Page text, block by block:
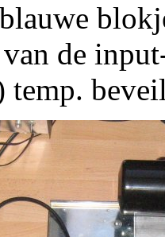
de
temp.